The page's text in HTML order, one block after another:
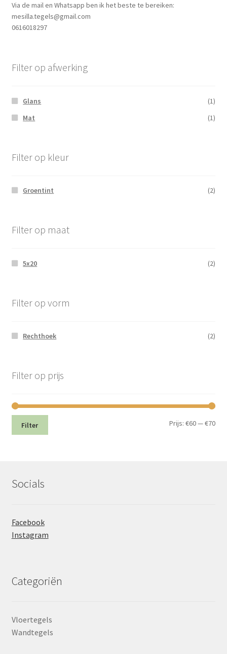
Via de mail en Whatsapp ben ik het beste te bereiken:
mesilla.tegels@gmail.com
0616018297
Filter op afwerking
Glans
(1)
Mat
(1)
Filter op kleur
Groentint (2)
Filter op maat
5x20 (2)
Filter op vorm
Rechthoek (2)
Filter op prijs
Min.
Filter Prijs:€60—€70
Socials
Facebook
Instagram
Categoriën
Vloertegels
Wandtegels